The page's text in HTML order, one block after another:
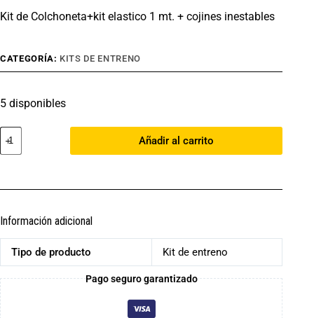
Kit de Colchoneta+kit elastico 1 mt. + cojines inestables
CATEGORÍA: KITS DE ENTRENO
5 disponibles
Añadir al carrito
Información adicional
Tipo de producto Kit de entreno
Pago seguro garantizado